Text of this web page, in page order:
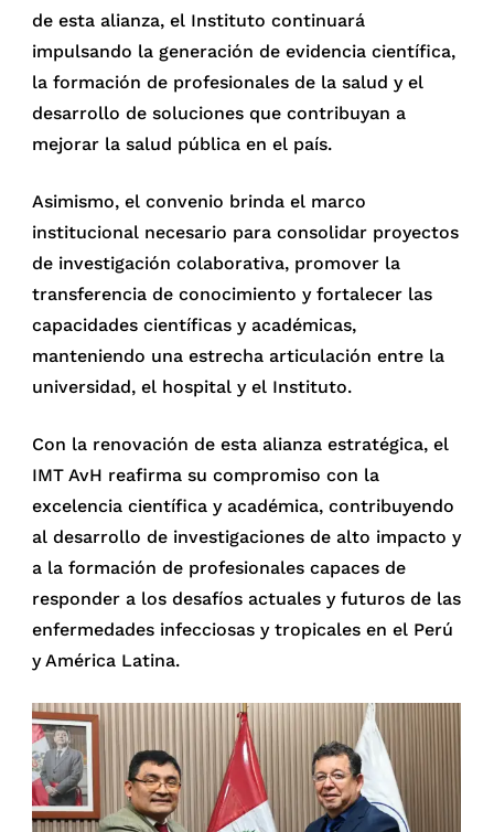
de esta alianza, el Instituto continuará
impulsando la generación de evidencia científica,
la formación de profesionales de la salud y el
desarrollo de soluciones que contribuyan a
mejorar la salud pública en el país.
Asimismo, el convenio brinda el marco
institucional necesario para consolidar proyectos
de investigación colaborativa, promover la
transferencia de conocimiento y fortalecer las
capacidades científicas y académicas,
manteniendo una estrecha articulación entre la
universidad, el hospital y el Instituto.
Con la renovación de esta alianza estratégica, el
IMT AvH reafirma su compromiso con la
excelencia científica y académica, contribuyendo
al desarrollo de investigaciones de alto impacto y
a la formación de profesionales capaces de
responder a los desafíos actuales y futuros de las
enfermedades infecciosas y tropicales en el Perú
y América Latina.